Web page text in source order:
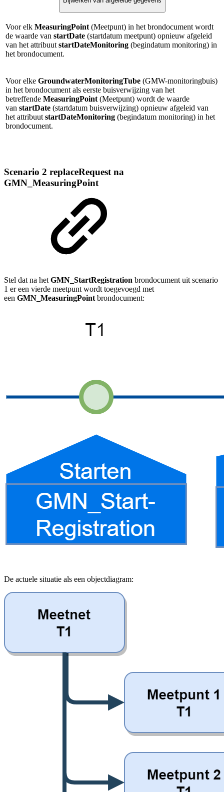
Voor elk MeasuringPoint (Meetpunt) in het brondocument wordt
de waarde van startDate (startdatum meetpunt) opnieuw afgeleid
van het attribuut startDateMonitoring (begindatum monitoring) in
het brondocument.
Voor elke GroundwaterMonitoringTube (GMW-monitoringbuis)
in het brondocument als eerste buisverwijzing van het
betreffende MeasuringPoint (Meetpunt) wordt de waarde
van startDate (startdatum buisverwijzing) opnieuw afgeleid van
het attribuut startDateMonitoring (begindatum monitoring) in het
brondocument.
Scenario 2 replaceRequest na
GMN_MeasuringPoint
Stel dat na het GMN_StartRegistration brondocument uit scenario
1 er een vierde meetpunt wordt toegevoegd met
een GMN_MeasuringPoint brondocument:
De actuele situatie als een objectdiagram: